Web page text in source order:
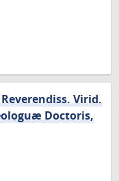
Virid.
Doctoris,